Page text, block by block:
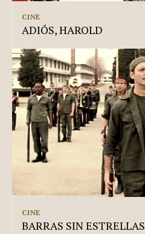
CINE
ADIÓS, HAROLD
CINE
BARRAS SIN ESTRELLAS